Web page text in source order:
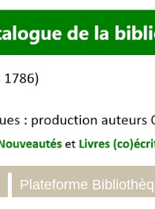
Plateforme